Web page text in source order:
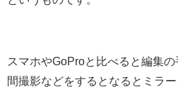
スマホやGoProと比べると編集
間撮影などをするとなるとミラ